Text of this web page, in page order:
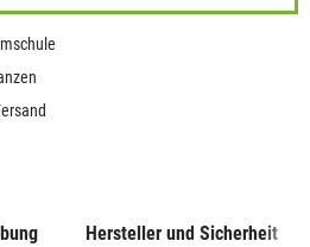
Hersteller und Sicherheit